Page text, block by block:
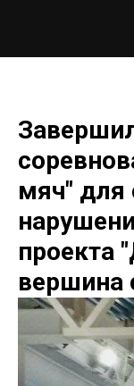
мяч" для
проекта
вершина